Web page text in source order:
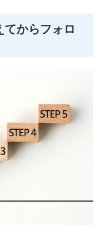
からフォロ